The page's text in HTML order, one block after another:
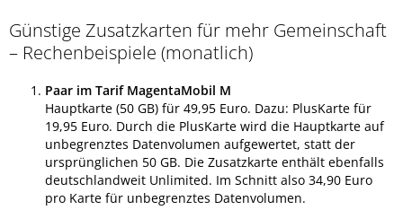
Günstige Zusatzkarten für mehr Gemeinschaft
– Rechenbeispiele (monatlich)
Paar im Tarif MagentaMobil M
Hauptkarte (50 GB) für 49,95 Euro. Dazu: PlusKarte für
19,95 Euro. Durch die PlusKarte wird die Hauptkarte auf
unbegrenztes Datenvolumen aufgewertet, statt der
ursprünglichen 50 GB. Die Zusatzkarte enthält ebenfalls
deutschlandweit Unlimited. Im Schnitt also 34,90 Euro
pro Karte für unbegrenztes Datenvolumen.